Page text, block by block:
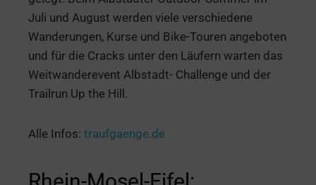
Juli und August werden viele verschiedene
Wanderungen, Kurse und Bike-Touren angeboten
und für die Cracks unter den Läufern warten das
Weitwanderevent Albstadt- Challenge und der
Trailrun Up the Hill.
Alle Infos: traufgaenge.de